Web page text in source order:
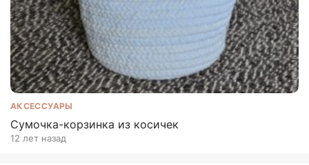
АКСЕССУАРЫ
Сумочка-корзинка из косичек
12 лет назад